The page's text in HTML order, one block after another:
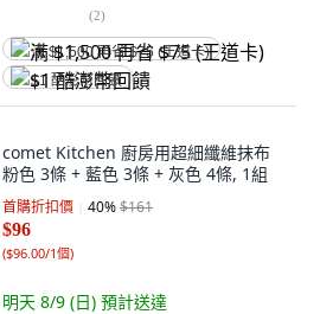
(2)
满 $1,500 再省 $75 (王道卡)
$1 酷澎幣回饋
comet Kitchen 廚房用超細纖維抹布
粉色 3條 + 藍色 3條 + 灰色 4條, 1組
首購折扣價 40%$161
$96
($96.00/1個)
明天 8/9 (日) 預計送達